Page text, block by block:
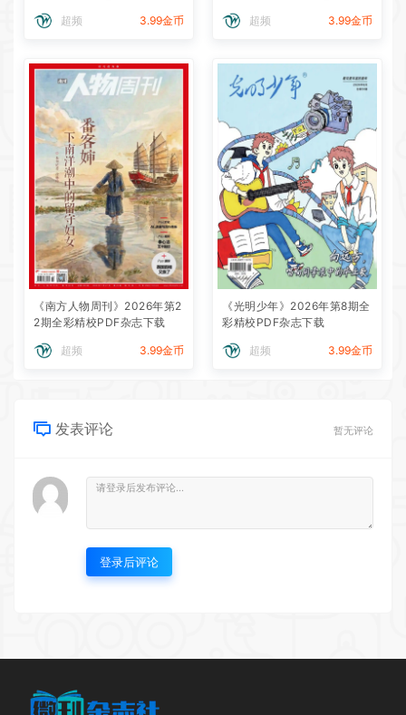
超频 3.99金币 超频 3.99金币
《南方人物周刊》2026年第2
2期全彩精校PDF杂志下载
超频 3.99金币
《光明少年》2026年第8期全
彩精校PDF杂志下载
超频 3.99金币
发表评论 暂无评论
登录后评论